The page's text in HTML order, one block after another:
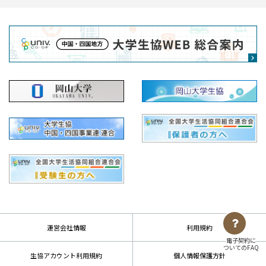
運営会社情報 利用規約
生協アカウント利用規約 個人情報保護方針
電子契約に
ついてのFAQ